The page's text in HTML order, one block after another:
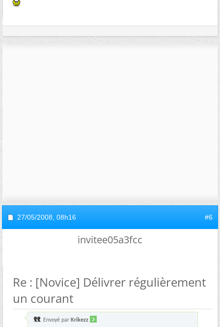
27/05/2008, 08h16 #6
invitee05a3fcc
Re : [Novice] Délivrer régulièrement
un courant
Envoyé par Krikezz